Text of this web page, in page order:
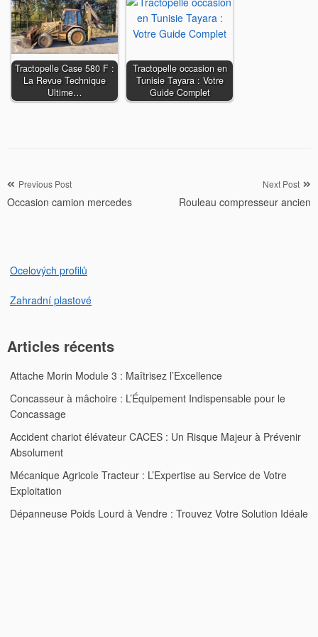
Tractopelle Case 580 F :
La Revue Technique
Ultime…
Tractopelle occasion en
Tunisie Tayara : Votre
Guide Complet
Navigation
de
Previous Post
Occasion camion mercedes
Next Post
Rouleau compresseur ancien
Ocelových profilů
Zahradní plastové
Articles récents
Attache Morin Module 3 : Maîtrisez l’Excellence
Concasseur à mâchoire : L’Équipement Indispensable pour le
Concassage
Accident chariot élévateur CACES : Un Risque Majeur à Prévenir
Absolument
Mécanique Agricole Tracteur : L’Expertise au Service de Votre
Exploitation
Dépanneuse Poids Lourd à Vendre : Trouvez Votre Solution Idéale